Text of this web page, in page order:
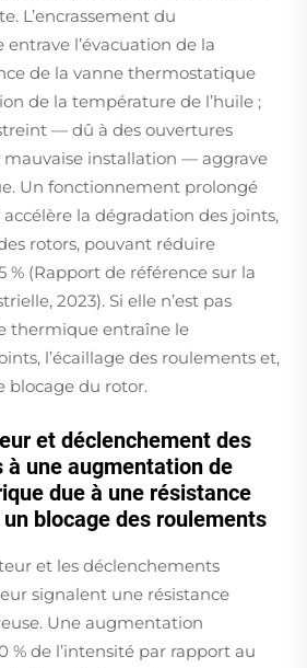
L’encrassement du
entrave l’évacuation de la
de la vanne thermostatique
de la température de l’huile ;
— dû à des ouvertures
mauvaise installation — aggrave
Un fonctionnement prolongé
accélère la dégradation des joints,
rotors, pouvant réduire
% (Rapport de référence sur la
2023). Si elle n’est pas
thermique entraîne le
l’écaillage des roulements et,
blocage du rotor.
et déclenchement des
une augmentation de
due à une résistance
blocage des roulements
et les déclenchements
signalent une résistance
Une augmentation
% de l’intensité par rapport au